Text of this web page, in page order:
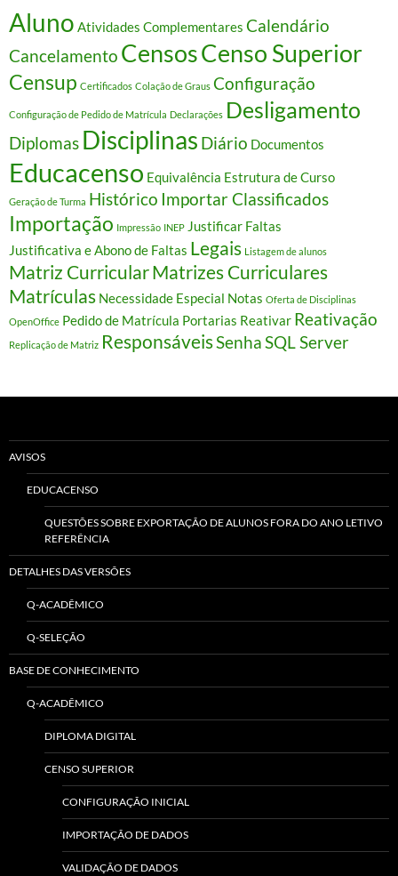
Aluno Atividades Complementares Calendário
Cancelamento CensosCenso Superior
Censup Certificados Colação de Graus Configuração
Configuração de Pedido de Matrícula Declarações Desligamento
Diplomas Disciplinas Diário Documentos
Educacenso Equivalência Estrutura de Curso
Geração de Turma Histórico Importar Classificados
Importação Impressão INEP Justificar Faltas
Justificativa e Abono de Faltas Legais Listagem de alunos
Matriz CurricularMatrizes Curriculares
Matrículas Necessidade Especial Notas Oferta de Disciplinas
OpenOffice Pedido de Matrícula Portarias Reativar Reativação
Replicação de Matriz ResponsáveisSenhaSQL Server
AVISOS
EDUCACENSO
QUESTÕES SOBRE EXPORTAÇÃO DE ALUNOS FORA DO ANO LETIVO
REFERÊNCIA
DETALHES DAS VERSÕES
Q-ACADÊMICO
Q-SELEÇÃO
BASE DE CONHECIMENTO
Q-ACADÊMICO
DIPLOMA DIGITAL
CENSO SUPERIOR
CONFIGURAÇÃO INICIAL
IMPORTAÇÃO DE DADOS
VALIDAÇÃO DE DADOS